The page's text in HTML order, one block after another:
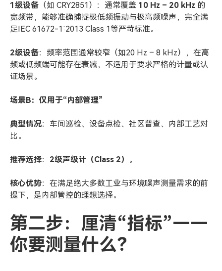
1级设备 （如 CRY2851）：通常覆盖 10 Hz – 20 kHz 的
宽频带，能够准确捕捉极低频振动与极高频噪声，完全满
足IEC 61672-1:2013 Class 1等严苛标准。
2级设备：频率范围通常较窄（如20 Hz – 8 kHz），在高
频或低频端可能存在衰减，不适用于要求严格的计量或认
证场景。
场景B：仅用于“内部管理”
典型情况：车间巡检、设备点检、社区普查、内部工艺对
比。
推荐选择： 2级声级计（Class 2） 。
核心优势：在满足绝大多数工业与环境噪声测量需求的前
提下，是内部管控的理想选择。
第二步：厘清“指标”——
你要测量什么？